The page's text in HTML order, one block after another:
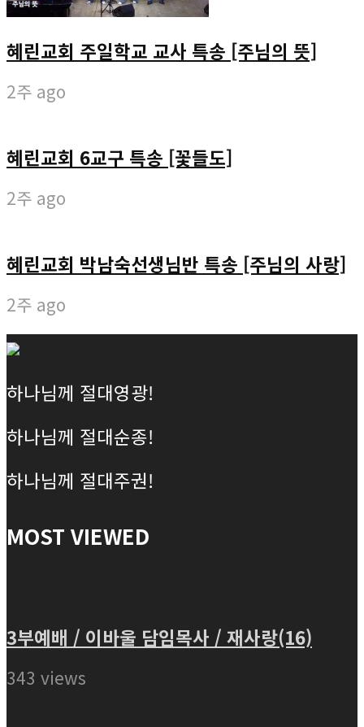
혜린교회 주일학교 교사 특송 [주님의 뜻]
2주 ago
혜린교회 6교구 특송 [꽃들도]
2주 ago
혜린교회 박남숙선생님반 특송 [주님의 사랑]
2주 ago
하나님께 절대영광!
하나님께 절대순종!
하나님께 절대주권!
MOST VIEWED
3부예배 / 이바울 담임목사 / 재사랑(16)
343 views